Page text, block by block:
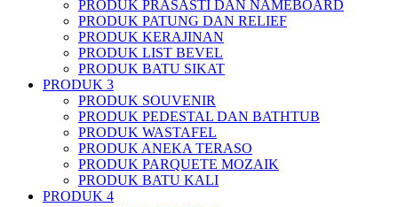
PRODUK PRASASTI DAN NAMEBOARD
PRODUK PATUNG DAN RELIEF
PRODUK KERAJINAN
PRODUK LIST BEVEL
PRODUK BATU SIKAT
PRODUK 3
PRODUK SOUVENIR
PRODUK PEDESTAL DAN BATHTUB
PRODUK WASTAFEL
PRODUK ANEKA TERASO
PRODUK PARQUETE MOZAIK
PRODUK BATU KALI
PRODUK 4